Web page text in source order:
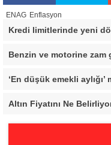
ENAG Enflasyon
Kredi limitlerinde yeni
Benzin ve motorine zam
‘En düşük emekli
Altın Fiyatını Ne